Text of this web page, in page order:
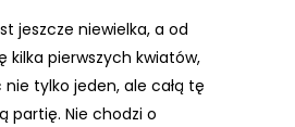
jeszcze niewielka, a od
kilka pierwszych kwiatów,
tylko jeden, ale całą tę
partię. Nie chodzi o